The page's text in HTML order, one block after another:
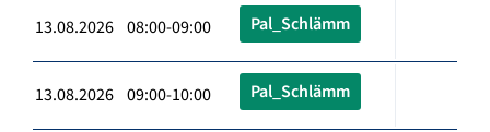
13.08.2026 08:00-09:00 Pal_Schlämm
13.08.2026 09:00-10:00 Pal_Schlämm